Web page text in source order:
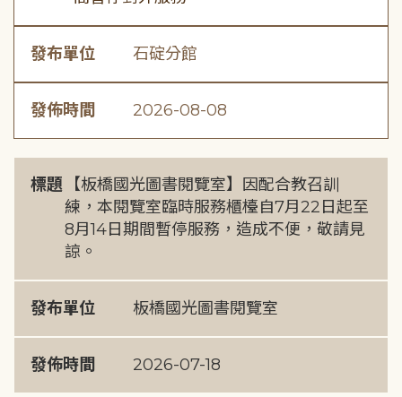
發布單位 石碇分館
發佈時間 2026-08-08
標題
【板橋國光圖書閱覽室】因配合教召訓
練，本閱覽室臨時服務櫃檯自7月22日起至
8月14日期間暫停服務，造成不便，敬請見
諒。
發布單位 板橋國光圖書閱覽室
發佈時間 2026-07-18